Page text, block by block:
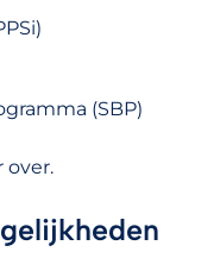
(SBP)
over.